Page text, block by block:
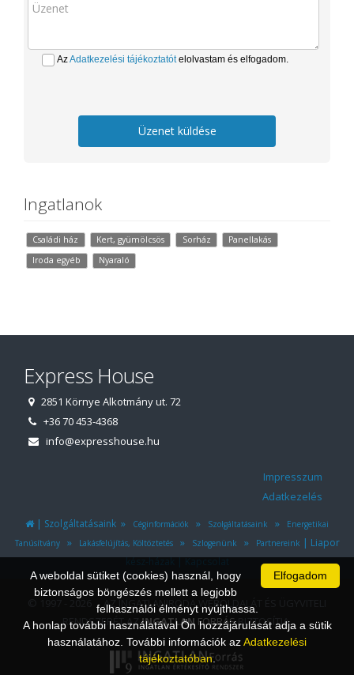
AzAdatkezelési tájékoztatótelolvastam és elfogadom.
Üzenet küldése
Ingatlanok
Családi ház Kert, gyümölcsös Sorház
Panellakás
Iroda egyéb
Nyaraló
Express House
2851 Környe Alkotmány ut. 72
+36 70 453-4368
info@expresshouse.hu
Impresszum
Adatkezelés
| Szolgáltatásaink » Céginformációk » Szolgáltatásaink »
Energetikai
Tanúsítvány» Lakásfelújítás, Költöztetés» Szlogenünk » Partnereink | Liapor
kész-házak|Kapcsolat
© 1997 - 2026 AZ INGATLANIRODA WEBOLDALÁT ÉS ÜGYVITELI
RENDSZERÉT AZINGATLAN FORRÁSBIZTOSÍTJA.
Elfogadom
A weboldal sütiket (cookies) használ, hogy
biztonságos böngészés mellett a legjobb
felhasználói élményt nyújthassa.
A honlap további használatával Ön hozzájárulását adja a sütik
használatához. További információk azAdatkezelési
tájékoztatóban.